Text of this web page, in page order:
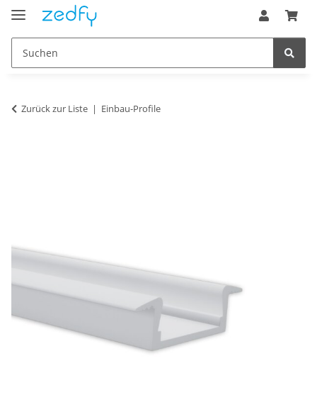
Zurück zur Liste Einbau-Profile